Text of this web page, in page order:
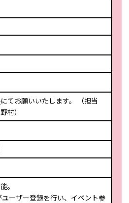
にてお願いいたします。 （担当
村）
。
ーザー登録を行い、イベント参